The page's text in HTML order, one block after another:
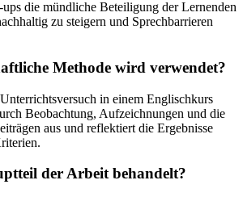
die mündliche Beteiligung der Lernenden
zu steigern und Sprechbarrieren
Methode wird verwendet?
in einem Englischkurs
Beobachtung, Aufzeichnungen und die
aus und reflektiert die Ergebnisse
der Arbeit behandelt?